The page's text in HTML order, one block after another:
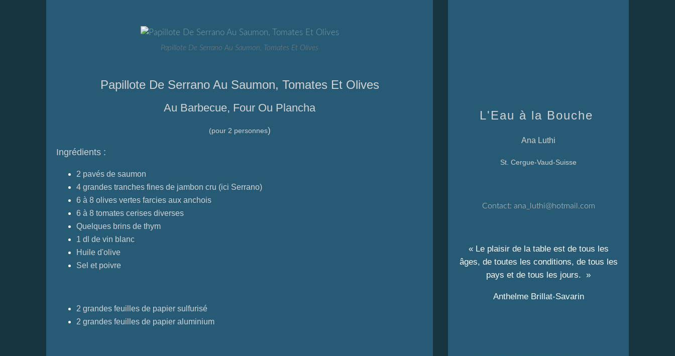
Papillote De Serrano Au Saumon, Tomates Et Olives
Papillote De Serrano Au Saumon, Tomates Et Olives
Au Barbecue, Four Ou Plancha
(pour 2 personnes)
Ingrédients :
2 pavés de saumon
4 grandes tranches fines de jambon cru (ici Serrano)
6 à 8 olives vertes farcies aux anchois
6 à 8 tomates cerises diverses
Quelques brins de thym
1 dl de vin blanc
Huile d'olive
Sel et poivre
2 grandes feuilles de papier sulfurisé
2 grandes feuilles de papier aluminium
L'Eau à la Bouche
Ana Luthi
St. Cergue-Vaud-Suisse
Contact: ana_luthi@hotmail.com
« Le plaisir de la table est de tous les
âges, de toutes les conditions, de tous les
pays et de tous les jours. »
Anthelme Brillat-Savarin